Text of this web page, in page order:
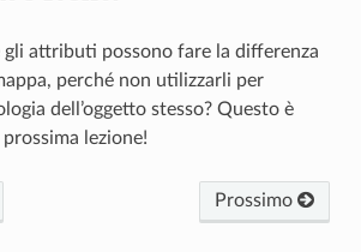
gli attributi possono fare la differenza
perché non utilizzarli per
dell’oggetto stesso? Questo è
prossima lezione!
Prossimo